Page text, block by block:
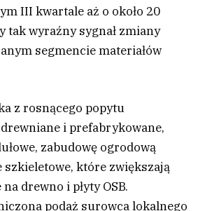
III kwartale aż o około 20
tak wyraźny sygnał zmiany
segmencie materiałów
z rosnącego popytu
i prefabrykowane,
zabudowę ogrodową
które zwiększają
drewno i płyty OSB.
podaż surowca lokalnego